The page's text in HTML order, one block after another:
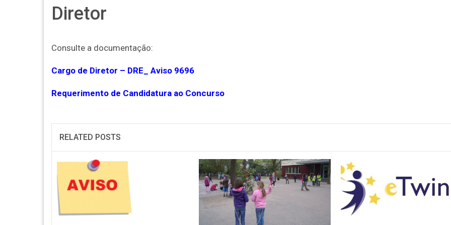
Diretor
Consulte a documentação:
Cargo de Diretor – DRE_ Aviso 9696
Requerimento de Candidatura ao Concurso
RELATED POSTS